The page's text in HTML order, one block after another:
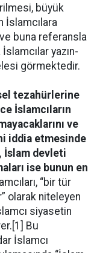
büyük
İslamcılara
buna referansla
yazın-
görmektedir.
tezahürlerine
İslamcıların
ve
iddia etmesinde
İslam devleti
ise bunun en
“bir tür
olarak niteleyen
siyasetin
Bu
İslamcı